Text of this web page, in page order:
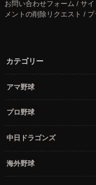
お問い合わせフォーム / サ
メントの削除リクエスト /
カテゴリー
アマ野球
プロ野球
中日ドラゴンズ
海外野球